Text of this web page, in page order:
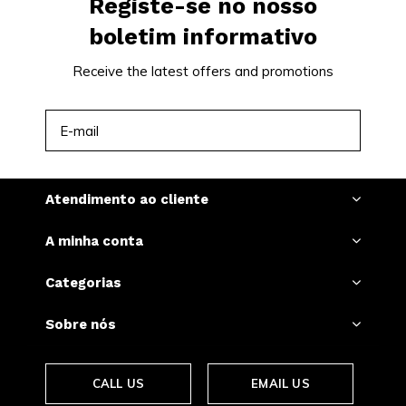
Registe-se no nosso
boletim informativo
Receive the latest offers and promotions
Atendimento ao cliente
A minha conta
Categorias
Sobre nós
CALL US EMAIL US